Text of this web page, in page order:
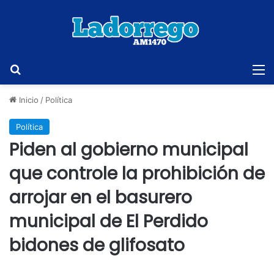
Inicio / Política
Política
Piden al gobierno municipal
que controle la prohibición de
arrojar en el basurero
municipal de El Perdido
bidones de glifosato